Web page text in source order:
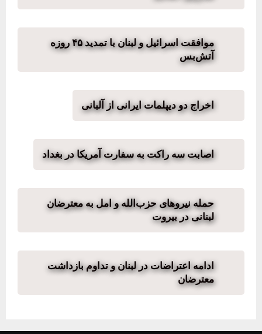
موافقت اسرائیل و لبنان با تمدید ۴۵ روزه
آتش‌بس
اخراج دو دیپلمات ایرانی از آلبانی
اصابت سه راکت به سفارت آمریکا در بغداد
حمله نیروهای حزب‌الله و امل به معترضان
لبنانی در بیروت
ادامه اعتراضات در لبنان و تداوم بازداشت
معترضان